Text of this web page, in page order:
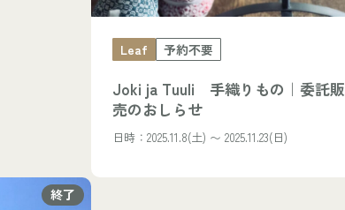
Leaf 予約不要
Joki ja Tuuli 手織りもの｜委託販
売のおしらせ
日時：2025.11.8(土) 〜 2025.11.23(日)
終了